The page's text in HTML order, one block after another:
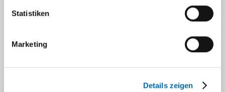
Statistiken
Marketing
Details zeigen